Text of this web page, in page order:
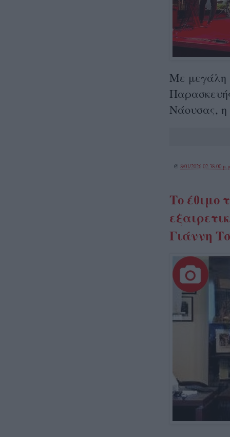
Με μεγάλη
Νάουσας,
@ 8/01/2026 02:38:00
Το έθιμο
Γιάννη